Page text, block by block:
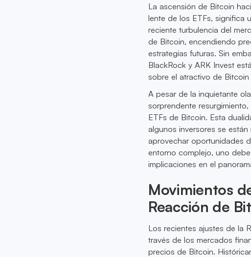
La ascensión de Bitcoin
lente de los ETFs, significa
reciente turbulencia del
de Bitcoin, encendiendo
estrategias futuras. Sin
BlackRock y ARK Invest
sobre el atractivo de
A pesar de la inquietante
sorprendente
ETFs de Bitcoin. Esta
algunos inversores se
aprovechar oportunidades
entorno complejo, uno
implicaciones en el
Movimientos
Reacción de
Los recientes ajustes de la
través de los mercados
precios de Bitcoin.